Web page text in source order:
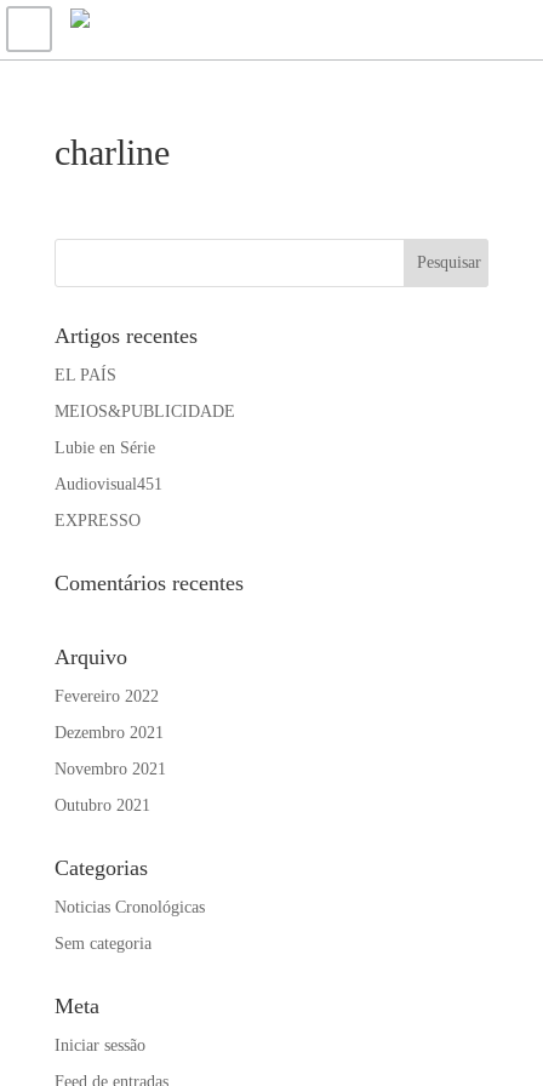
charline
Artigos recentes
EL PAÍS
MEIOS&PUBLICIDADE
Lubie en Série
Audiovisual451
EXPRESSO
Comentários recentes
Arquivo
Fevereiro 2022
Dezembro 2021
Novembro 2021
Outubro 2021
Categorias
Noticias Cronológicas
Sem categoria
Meta
Iniciar sessão
Feed de entradas